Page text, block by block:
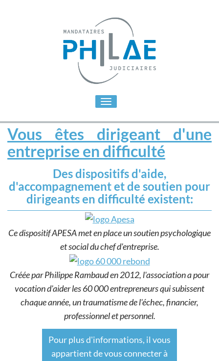
Toggle
Vous êtes dirigeant d'une
entreprise en difficulté
Des dispositifs d'aide,
d'accompagnement et de soutien pour
dirigeants en difficulté existent:
Ce dispositif APESA met en place un soutien psychologique
et social du chef d'entreprise.
Créée par Philippe Rambaud en 2012, l'association a pour
vocation d'aider les 60 000 entrepreneurs qui subissent
chaque année, un traumatisme de l'échec, financier,
professionnel et personnel.
Pour plus d'informations, il vous
appartient de vous connecter à